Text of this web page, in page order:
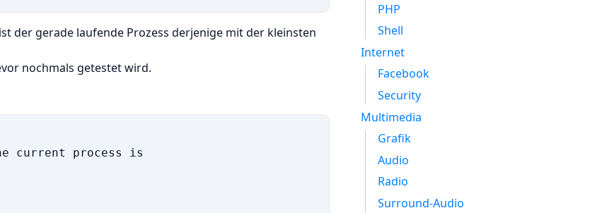
der gerade laufende Prozess derjenige mit der kleinsten
nochmals getestet wird.
current process is
PHP
Shell
Internet
Facebook
Security
Multimedia
Grafik
Audio
Radio
Surround-Audio